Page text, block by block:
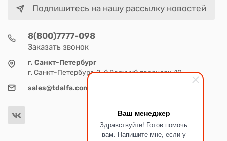
Ваш менеджер
Здравствуйте! Готов помочь
вам. Напишите мне, если у
Подпишитесь на нашу рассылку новостей
8(800)7777-098
Заказать звонок
г. Санкт-Петербург
г. Санкт-Петербург, 2-й Верхний переулок, 10
sales@tdalfa.com